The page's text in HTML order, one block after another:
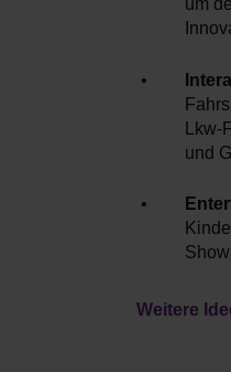
um
und
Weitere